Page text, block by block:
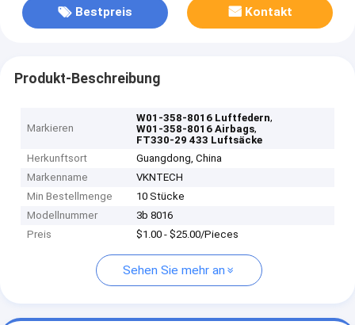
Bestpreis Kontakt
Produkt-Beschreibung
Markieren
W01-358-8016 Luftfedern,
W01-358-8016 Airbags,
FT330-29 433 Luftsäcke
Herkunftsort
Guangdong, China
Markenname
VKNTECH
Min Bestellmenge
10 Stücke
Modellnummer
3b 8016
Preis
$1.00 - $25.00/Pieces
Sehen Sie mehr an